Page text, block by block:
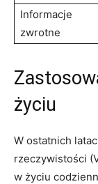
Informacje
zwrotne
życiu
W ostatnich
rzeczywistości
w życiu